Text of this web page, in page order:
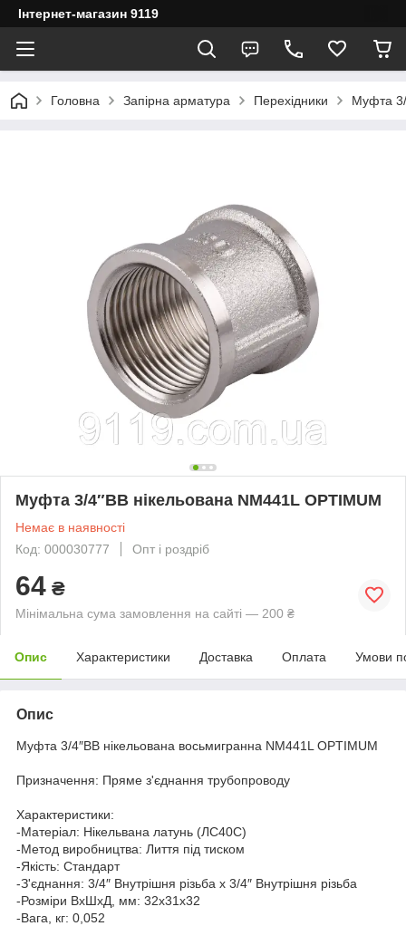
Інтернет-магазин 9119
Головна Запірна арматура Перехідники Муфта 3/
Муфта 3/4″ВВ нікельована NM441L OPTIMUM
Немає в наявності
Код: 000030777
Опт і роздріб
64 ₴
Мінімальна сума замовлення на сайті — 200 ₴
Опис Характеристики Доставка Оплата Умови
Опис
Муфта 3/4″ВВ нікельована восьмигранна NM441L OPTIMUM
Призначення: Пряме з'єднання трубопроводу
Характеристики:
-Матеріал: Нікельвана латунь (ЛС40С)
-Метод виробництва: Лиття під тиском
-Якість: Cтандарт
-З'єднання: 3/4″ Внутрішня різьба х 3/4″ Внутрішня різьба
-Розміри ВхШхД, мм: 32х31х32
-Вага, кг: 0,052